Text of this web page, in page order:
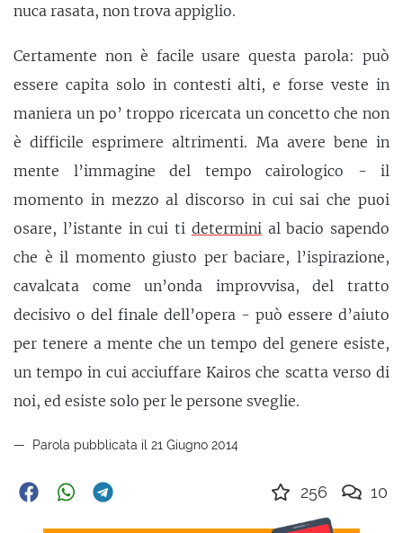
nuca rasata, non trova appiglio.
Certamente non è facile usare questa parola: può
essere capita solo in contesti alti, e forse veste in
maniera un po’ troppo ricercata un concetto che non
è difficile esprimere altrimenti. Ma avere bene in
mente l’immagine del tempo cairologico - il
momento in mezzo al discorso in cui sai che puoi
osare, l’istante in cui ti determini al bacio sapendo
che è il momento giusto per baciare, l’ispirazione,
cavalcata come un’onda improvvisa, del tratto
decisivo o del finale dell’opera - può essere d’aiuto
per tenere a mente che un tempo del genere esiste,
un tempo in cui acciuffare Kairos che scatta verso di
noi, ed esiste solo per le persone sveglie.
Parola pubblicata il 21 Giugno 2014
256 10